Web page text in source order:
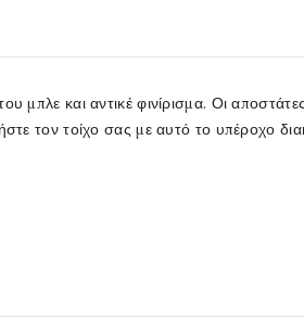
μπλε και αντικέ φινίρισμα. Οι
τον τοίχο σας με αυτό το υπέροχο